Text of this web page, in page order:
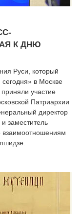
К ДНЮ
Руси, который
в Москве
участие
Патриархии
директор
заместитель
взаимоотношениям